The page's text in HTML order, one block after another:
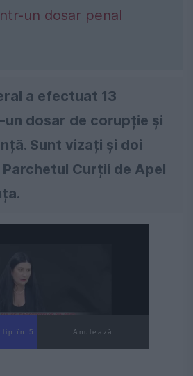
un dosar penal
a efectuat 13
dosar de corupție și
Sunt vizați și doi
Curții de Apel
în 4 Anulează